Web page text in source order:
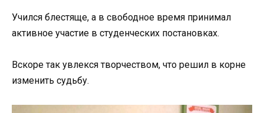
Учился блестяще, а в свободное время принимал
активное участие в студенческих постановках.
Вскоре так увлекся творчеством, что решил в корне
изменить судьбу.